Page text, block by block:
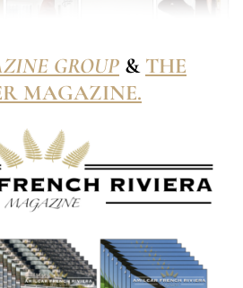
GROUP & THE
MAGAZINE.